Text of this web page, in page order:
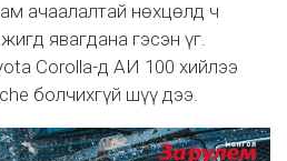
ачаалалтай нөхцөлд ч
явагдана гэсэн үг.
Corolla-д АИ 100 хийлээ
болчихгүй шүү дээ.